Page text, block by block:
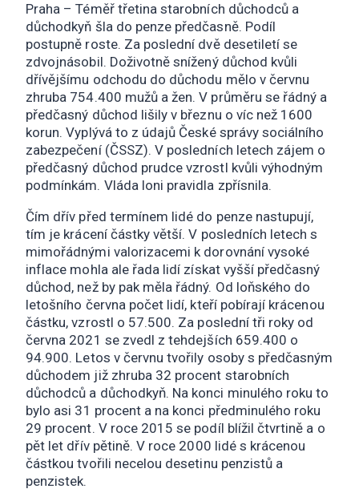
Praha – Téměř třetina starobních důchodců a
důchodkyň šla do penze předčasně. Podíl
postupně roste. Za poslední dvě desetiletí se
zdvojnásobil. Doživotně snížený důchod kvůli
dřívějšímu odchodu do důchodu mělo v červnu
zhruba 754.400 mužů a žen. V průměru se řádný a
předčasný důchod lišily v březnu o víc než 1600
korun. Vyplývá to z údajů České správy sociálního
zabezpečení (ČSSZ). V posledních letech zájem o
předčasný důchod prudce vzrostl kvůli výhodným
podmínkám. Vláda loni pravidla zpřísnila.
Čím dřív před termínem lidé do penze nastupují,
tím je krácení částky větší. V posledních letech s
mimořádnými valorizacemi k dorovnání vysoké
inflace mohla ale řada lidí získat vyšší předčasný
důchod, než by pak měla řádný. Od loňského do
letošního června počet lidí, kteří pobírají krácenou
částku, vzrostl o 57.500. Za poslední tři roky od
června 2021 se zvedl z tehdejších 659.400 o
94.900. Letos v červnu tvořily osoby s předčasným
důchodem již zhruba 32 procent starobních
důchodců a důchodkyň. Na konci minulého roku to
bylo asi 31 procent a na konci předminulého roku
29 procent. V roce 2015 se podíl blížil čtvrtině a o
pět let dřív pětině. V roce 2000 lidé s krácenou
částkou tvořili necelou desetinu penzistů a
penzistek.